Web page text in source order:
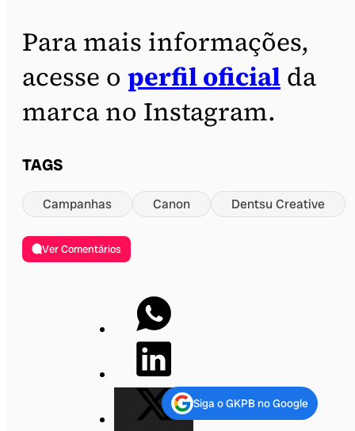
Para mais informações,
acesse o perfil oficial da
marca no Instagram.
TAGS
Campanhas Canon Dentsu Creative
Ver Comentários
Siga o GKPB no Google